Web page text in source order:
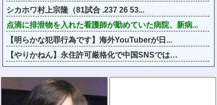
シカホワ村上宗隆（81試合 .237 26 53...
点滴に排泄物を入れた看護師が勤めていた病院、新病...
【明らかな犯罪行為です】海外YouTuberが日...
【やりかねん】永住許可厳格化で中国SNSでは…